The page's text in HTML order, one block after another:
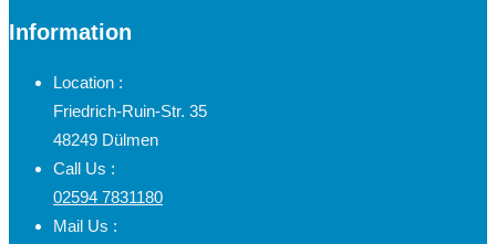
Information
Location :
Friedrich-Ruin-Str. 35
48249 Dülmen
Call Us :
02594 7831180
Mail Us :